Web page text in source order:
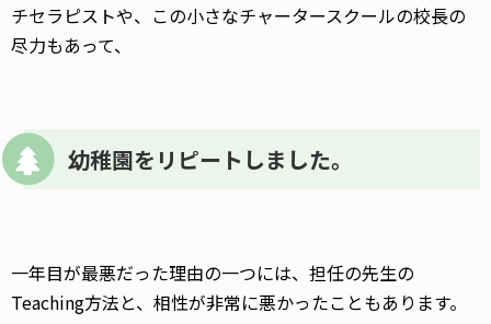
チセラピストや、この小さなチャータースクールの校長の
尽力もあって、
幼稚園をリピートしました。
一年目が最悪だった理由の一つには、担任の先生の
Teaching方法と、相性が非常に悪かったこともあります。